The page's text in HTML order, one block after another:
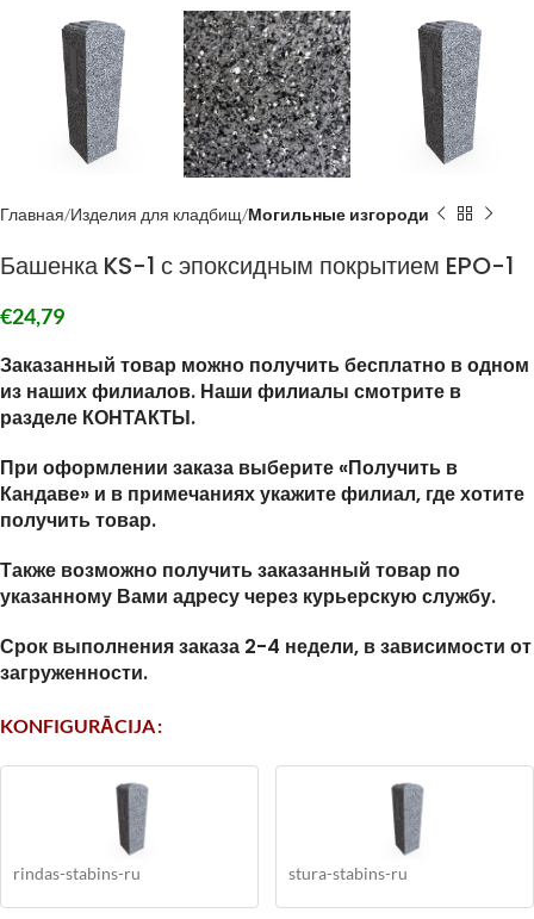
Главная Изделия для кладбищ Могильные изгороди
Башенка KS-1 с эпоксидным покрытием EPO-1
€24,79
Заказанный товар можно получить бесплатно в одном
из наших филиалов. Наши филиалы смотрите в
разделе КОНТАКТЫ.
При оформлении заказа выберите «Получить в
Кандаве» и в примечаниях укажите филиал, где хотите
получить товар.
Также возможно получить заказанный товар по
указанному Вами адресу через курьерскую службу.
Срок выполнения заказа 2-4 недели, в зависимости от
загруженности.
KONFIGURĀCIJA
rindas-stabins-ru stura-stabins-ru